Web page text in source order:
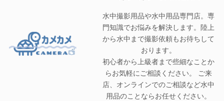
水中撮影用品や水中用品専門店。専
門知識でお悩みを解決します。陸上
から水中まで撮影依頼もお待ちして
おります。
初心者から上級者まで些細なことか
らお気軽にご相談ください。 ご来
店、オンラインでのご相談など水中
用品のことならお任せください。